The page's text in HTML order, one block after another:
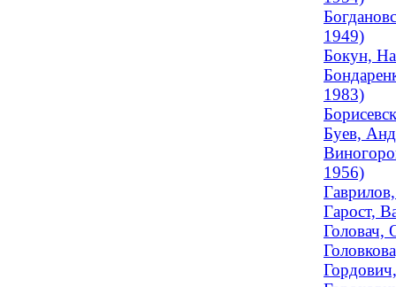
1949)
Бокун,
1983)
Буев,
1956)
Гарост,
Головач,